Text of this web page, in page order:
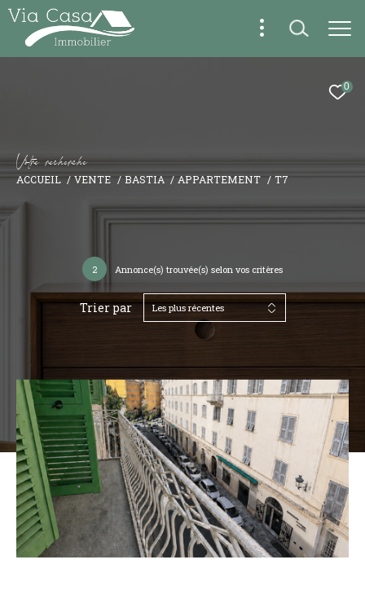
0
Votre recherche
ACCUEIL VENTE BASTIA APPARTEMENT T7
2 Annonce(s) trouvée(s) selon vos critères
Trier par Les plus récentes